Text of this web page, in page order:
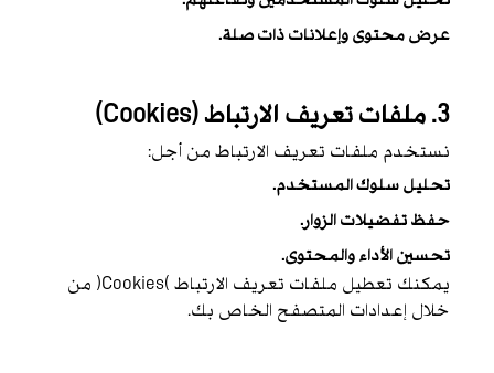
عرض محتوى وإعلانات ذات صلة.
3. ملفات تعريف الارتباط (Cookies)
نستخدم ملفات تعريف الارتباط من أجل:
تحليل سلوك المستخدم.
حفظ تفضيلات الزوار.
تحسين الأداء والمحتوى.
يمكنك تعطيل ملفات تعريف الارتباط (Cookies) من
خلال إعدادات المتصفح الخاص بك.